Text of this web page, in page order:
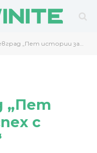
„Пет истории за успех с инфлуенсъри“
„Пет
с